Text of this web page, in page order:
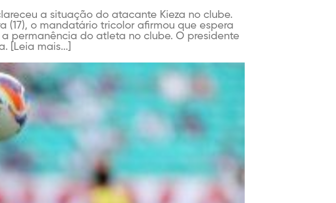
a situação do atacante Kieza no clube.
(17), o mandatário tricolor afirmou que espera
permanência do atleta no clube. O presidente
[Leia mais...]